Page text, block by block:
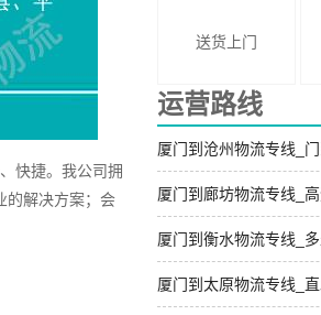
快捷。我公司拥
的解决方案；会
送货上门
运营路线